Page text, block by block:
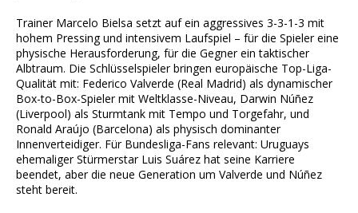
Trainer Marcelo Bielsa setzt auf ein aggressives 3-3-1-3 mit
hohem Pressing und intensivem Laufspiel – für die Spieler eine
physische Herausforderung, für die Gegner ein taktischer
Albtraum. Die Schlüsselspieler bringen europäische Top-Liga-
Qualität mit: Federico Valverde (Real Madrid) als dynamischer
Box-to-Box-Spieler mit Weltklasse-Niveau, Darwin Núñez
(Liverpool) als Sturmtank mit Tempo und Torgefahr, und
Ronald Araújo (Barcelona) als physisch dominanter
Innenverteidiger. Für Bundesliga-Fans relevant: Uruguays
ehemaliger Stürmerstar Luis Suárez hat seine Karriere
beendet, aber die neue Generation um Valverde und Núñez
steht bereit.